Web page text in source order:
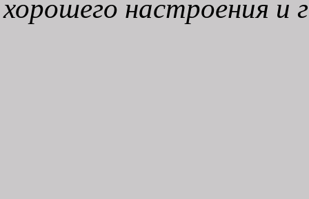
хорошего настроения и